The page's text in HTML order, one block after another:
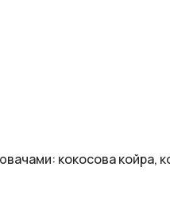
кокосова койра,